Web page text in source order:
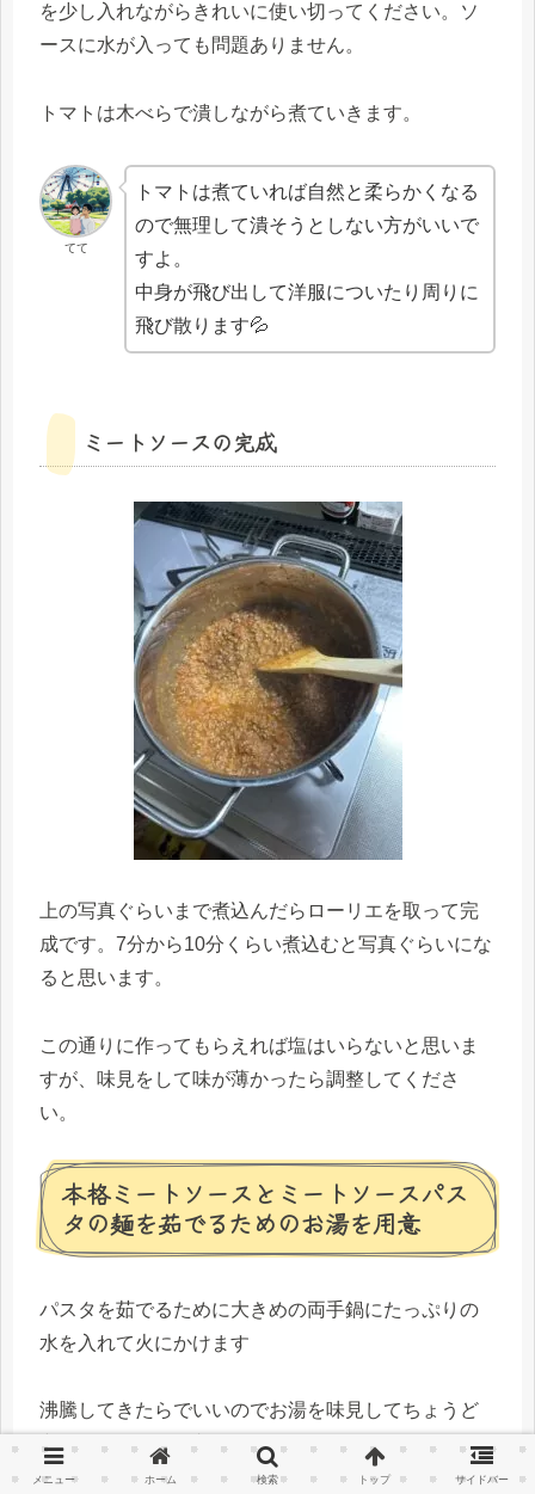
を少し入れながらきれいに使い切ってください。ソ
ースに水が入っても問題ありません。
トマトは木べらで潰しながら煮ていきます。
てて
トマトは煮ていれば自然と柔らかくなる
ので無理して潰そうとしない方がいいで
すよ。
中身が飛び出して洋服についたり周りに
飛び散ります💦
ミートソースの完成
上の写真ぐらいまで煮込んだらローリエを取って完
成です。7分から10分くらい煮込むと写真ぐらいにな
ると思います。
この通りに作ってもらえれば塩はいらないと思いま
すが、味見をして味が薄かったら調整してくださ
い。
本格ミートソースとミートソースパス
タの麺を茹でるためのお湯を用意
パスタを茹でるために大きめの両手鍋にたっぷりの
水を入れて火にかけます
沸騰してきたらでいいのでお湯を味見してちょうど
良いぐらいの塩を入れてください
メニュー ホーム 検索 トップ サイドバー